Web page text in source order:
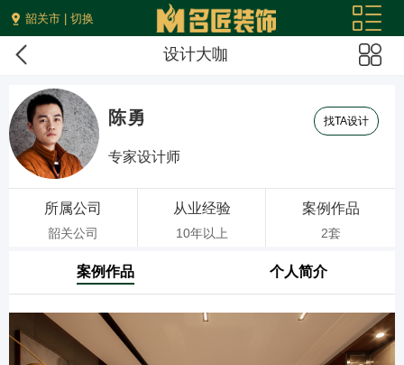
韶关市 | 切换
设计大咖
陈勇
专家设计师
找TA设计
所属公司
韶关公司
从业经验
10年以上
案例作品
2套
案例作品 个人简介